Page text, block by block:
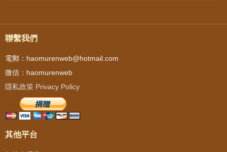
聯繫我們
電郵：haomurenweb@hotmail.com
微信：haomurenweb
隱私政策 Privacy Policy
其他平台